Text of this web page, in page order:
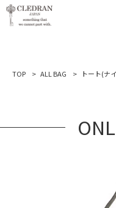
TOP ALL BAG トート(ナ